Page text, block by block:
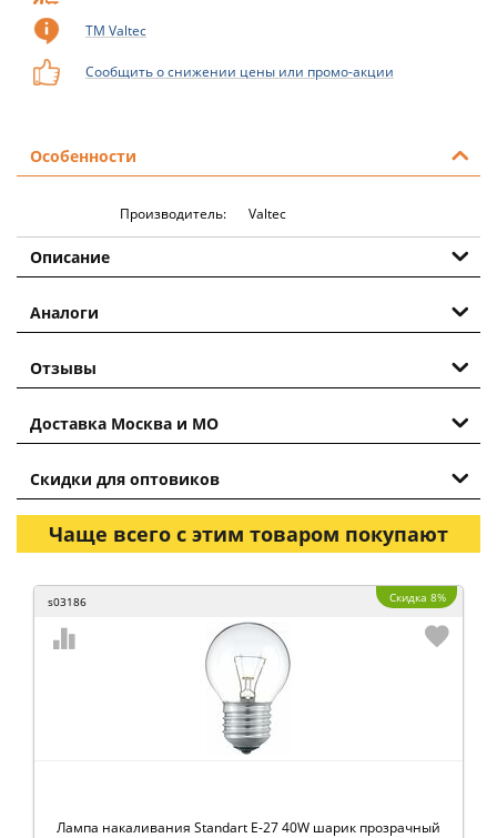
ТМ Valtec
Сообщить о снижении цены или промо-акции
Особенности
Производитель: Valtec
Описание
Аналоги
Отзывы
Доставка Москва и МО
Скидки для оптовиков
Чаще всего с этим товаром покупают
s03186 Скидка 8%
Лампа накаливания Standart Е-27 40W шарик прозрачный